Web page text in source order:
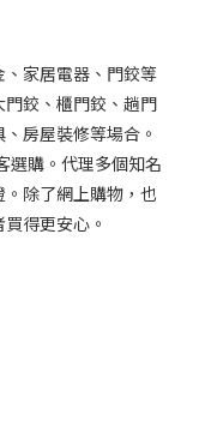
家居電器、門鉸等
鉸、櫃門鉸、趟門
房屋裝修等場合。
選購。代理多個知名
除了網上購物，也
得更安心。